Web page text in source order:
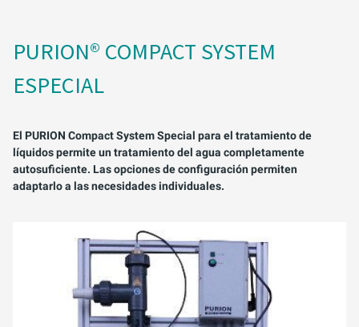
PURION® COMPACT SYSTEM
ESPECIAL
El PURION Compact System Special para el tratamiento de
líquidos permite un tratamiento del agua completamente
autosuficiente. Las opciones de configuración permiten
adaptarlo a las necesidades individuales.